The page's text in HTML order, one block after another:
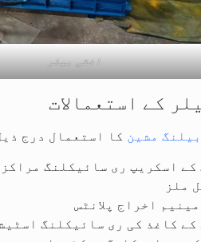
افقی بیلر
کے استعمالات
مشین کا استعمال درج
کے اسکریپ ری سائیکلنگ مراکز
ملز
اخراج پلانٹس
کے کاغذ کی ری سائیکلنگ